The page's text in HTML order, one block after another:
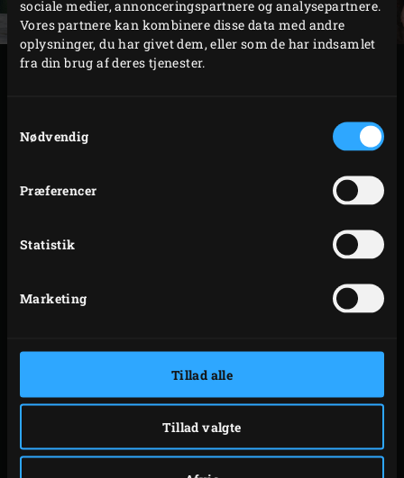
sociale medier, annonceringspartnere og analysepartnere.
Vores partnere kan kombinere disse data med andre
oplysninger, du har givet dem, eller som de har indsamlet
fra din brug af deres tjenester.
Nødvendig
Præferencer
Statistik
Marketing
Tillad alle
Tillad valgte
TILBEREDNING
Tænd trækullet i Big Green Egg, og opvarm den,
med
og risten, til 210 °C. Bland alle
Pensl kyllingevingerne på begge sider med
Læg kyllingevingerne på risten, og luk EGG’ens låg.
Vend kyllingevingerne, luk låget, og grillsteg dem i
ingredienserne til barbecuesaucen iCast Iron Sauce
Sæt gryden på risten, når der stadig er ca. 10
minutter før tilberedningstiden for
kyllingevingerne er over, og luk låget. Opvarm til